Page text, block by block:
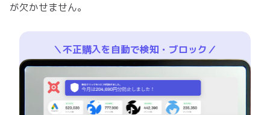
が欠かせません。
＼不正購入を自動で検知・ブロック／